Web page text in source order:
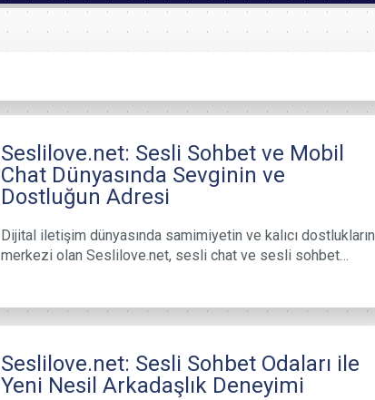
Seslilove.net: Sesli Sohbet ve Mobil
Chat Dünyasında Sevginin ve
Dostluğun Adresi
Dijital iletişim dünyasında samimiyetin ve kalıcı dostlukların
merkezi olan Seslilove.net, sesli chat ve sesli sohbet…
Seslilove.net: Sesli Sohbet Odaları ile
Yeni Nesil Arkadaşlık Deneyimi